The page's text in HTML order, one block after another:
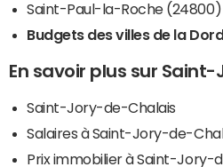
Saint-Paul-la-Roche (24800)
Budgets des villes de la
En savoir plus sur
Saint-Jory-de-Chalais
Salaires à Saint-Jory-de-
Prix immobilier à Saint-Jory-